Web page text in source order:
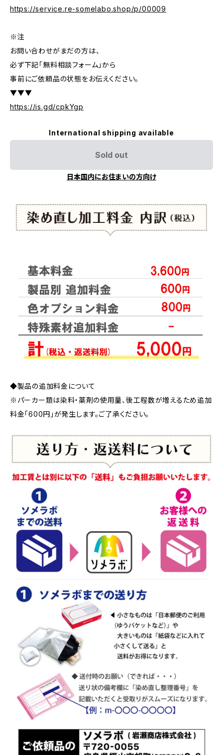
https://service.re-somelabo.shop/p/00009
※注
お問い合わせがまだの方は、
必ず下記「無料相談フォーム」から
事前にご依頼品の状態をお伝えください。
▼▼▼
https://is.gd/cpkYgp
International shipping available
Sold out
日本国内にお住まいの方向け
◆製品の追加料金について
※パーカー類は染料・薬剤の使用量、後工程数が増えるため追加
料金「600円」が発生します。ご了承ください。